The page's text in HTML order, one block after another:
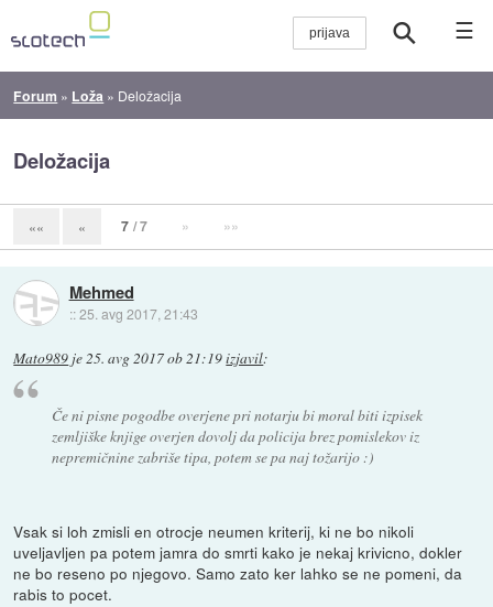
☰
Forum » Loža » Deložacija
Deložacija
«« « 7 / 7 » »»
Mehmed
::25. avg 2017, 21:43
Mato989 je25. avg 2017 ob 21:19izjavil:
Če ni pisne pogodbe overjene pri notarju bi moral biti izpisek
zemljiške knjige overjen dovolj da policija brez pomislekov iz
nepremičnine zabriše tipa, potem se pa naj tožarijo :)
Vsak si loh zmisli en otrocje neumen kriterij, ki ne bo nikoli
uveljavljen pa potem jamra do smrti kako je nekaj krivicno, dokler
ne bo reseno po njegovo. Samo zato ker lahko se ne pomeni, da
rabis to pocet.